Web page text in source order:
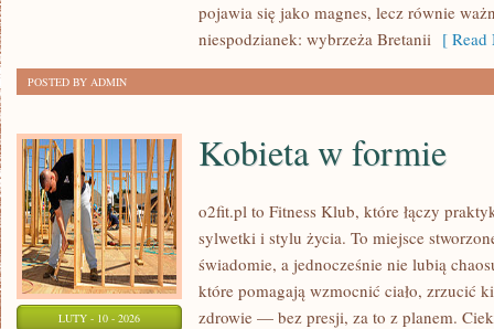
pojawia się jako magnes, lecz równie
niespodzianek: wybrzeża Bretanii [ Read
POSTED BY ADMIN
LUTY - 10 - 2026
Kobieta w formie
o2fit.pl to Fitness Klub, które łączy
sylwetki i stylu życia. To miejsce
świadomie, a jednocześnie nie lubią
które pomagają wzmocnić ciało, zrzucić
zdrowie — bez presji, za to z planem.